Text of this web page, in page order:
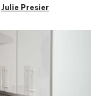
Julie Presier